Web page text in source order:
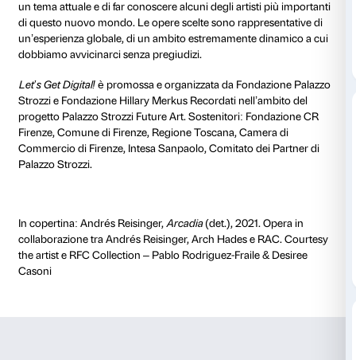
Sarà possibile seguire l’evento anche in diretta
YouTubeeFacebookdi Palazzo Strozzi.
Prenota ora
Il fenomeno degli NFT è recente, ha subito un forte
totalmente il suo potenziale, ma allo stesso modo in
immediatamente reagito il mercato, anche le più
istituzioni museali si stanno avvicinando a questo
mostra e il catalogo di